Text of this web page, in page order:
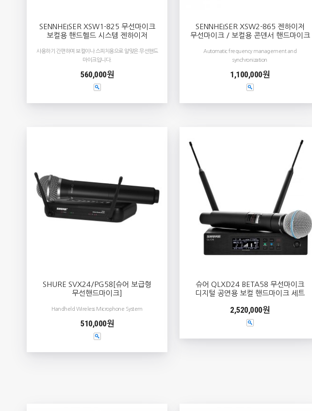
SENNHEISER XSW1-825 무선마이크
보컬용 핸드헬드 시스템 젠하이저
사용하기 간편하며 보컬이나 스피치용으로 알맞은 무선핸드
마이크입니다.
560,000원
SENNHEISER XSW2-865 젠하이저
무선마이크 / 보컬용 콘덴서 핸드마이크
Automatic frequency management and
synchronization
1,100,000원
SHURE SVX24/PG58[슈어 보급형
무선핸드마이크]
Handheld Wireless Microphone System
510,000원
슈어 QLXD24 BETA58 무선마이크
디지털 공연용 보컬 핸드마이크 세트
2,520,000원